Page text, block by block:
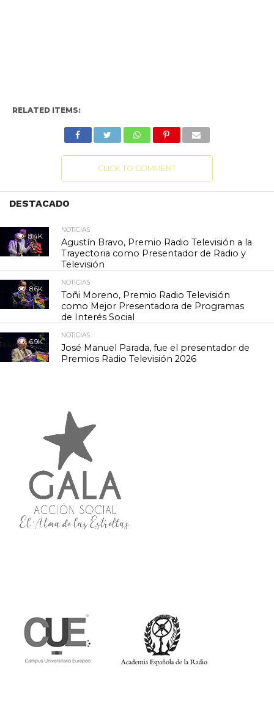
RELATED ITEMS:
CLICK TO COMMENT
DESTACADO
8.4K
NOTICIAS
Agustín Bravo, Premio Radio Televisión a la
Trayectoria como Presentador de Radio y
Televisión
8.6K
NOTICIAS
Toñi Moreno, Premio Radio Televisión
como Mejor Presentadora de Programas
de Interés Social
6.9K
NOTICIAS
José Manuel Parada, fue el presentador de
Premios Radio Televisión 2026